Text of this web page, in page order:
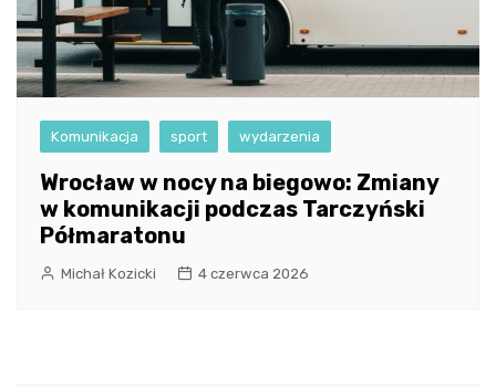
Komunikacja sport wydarzenia
Wrocław w nocy na biegowo: Zmiany
w komunikacji podczas Tarczyński
Półmaratonu
Michał Kozicki 4 czerwca 2026